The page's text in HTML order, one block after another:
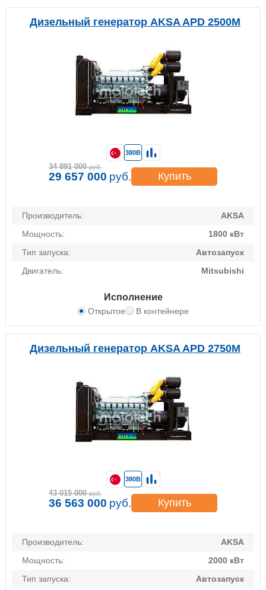
Дизельный генератор AKSA APD 2500M
Производитель:
AKSA
Мощность:
1800 кВт
Тип запуска:
Автозапуск
Двигатель:
Mitsubishi
Исполнение
Открытое В контейнере
380В
34 891 000 руб.
29 657 000 руб. Купить
Дизельный генератор AKSA APD 2750M
Производитель:
AKSA
Мощность:
2000 кВт
Тип запуска:
Автозапуск
380В
43 015 000 руб.
36 563 000 руб. Купить